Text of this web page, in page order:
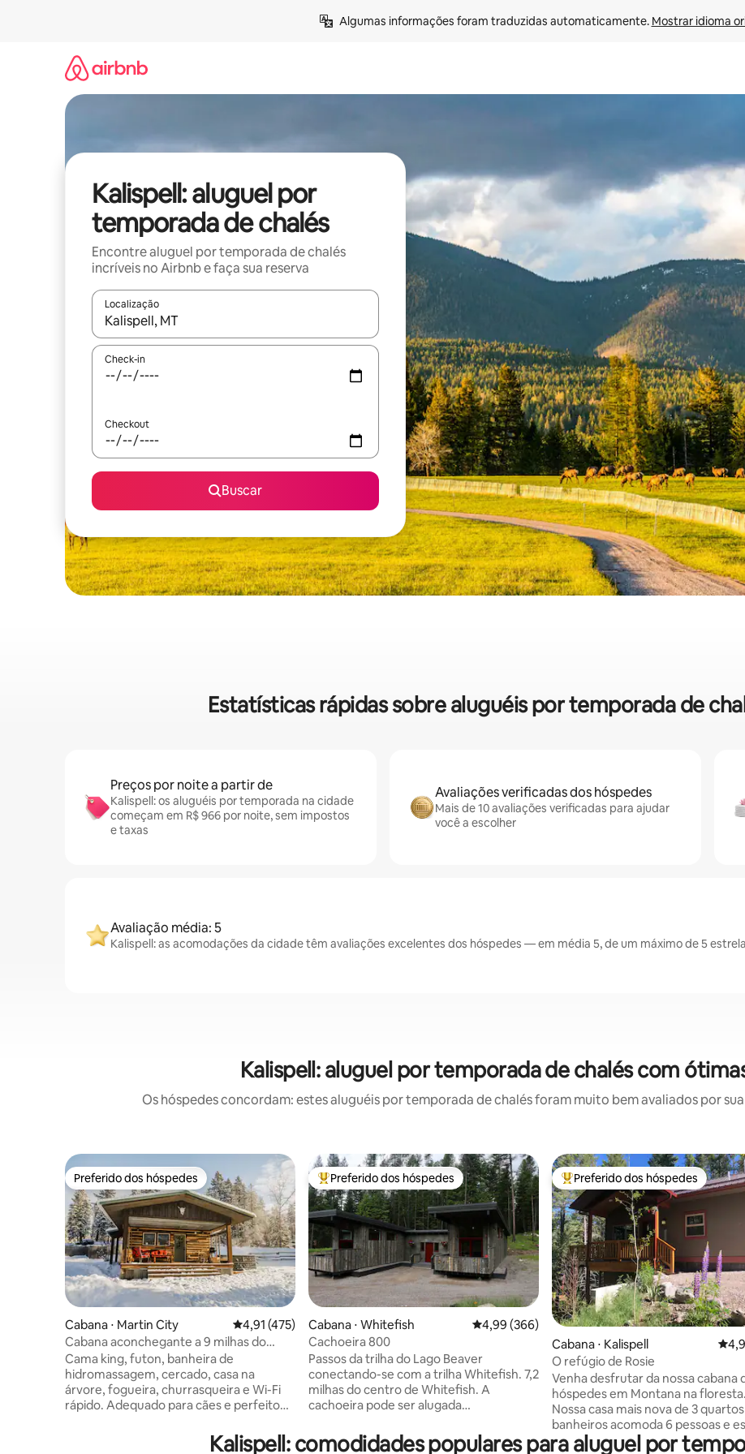
Algumas informações foram traduzidas automaticamente. Mostrar idioma
Kalispell: aluguel por
temporada de chalés
Encontre aluguel por temporada de chalés
incríveis no Airbnb e faça sua reserva
Localização
Quando os resultados estiverem disponíveis, explore-os usando as seta para cima e para baixo do teclado ou tocando e
Check-in
Checkout
Buscar
Estatísticas rápidas sobre aluguéis por temporada de
Preços por noite a partir de
Kalispell: os aluguéis por temporada na cidade
começam em R$ 966 por noite, sem impostos
e taxas
Avaliações verificadas dos hóspedes
Mais de 10 avaliações verificadas para ajudar
você a escolher
Avaliação média: 5
Kalispell: as acomodações da cidade têm avaliações excelentes dos hóspedes — em média 5, de um máximo de 5
Kalispell: aluguel por temporada de chalés com
Os hóspedes concordam: estes aluguéis por temporada de chalés foram muito bem avaliados por
Preferido dos hóspedes
Preferido dos hóspedes
Cabana ⋅ Martin City 4,91 de uma avaliação média de 5, 475 avaliações
4,91 (475)
Cabana aconchegante a 9 milhas do
Glacier Park com banheira de
hidromassagem!
Cama king, futon, banheira de
hidromassagem, cercado, casa na
árvore, fogueira, churrasqueira e Wi-Fi
rápido. Adequado para cães e perfeito
procuram o charme aconchegante de
Entre os melhores preferidos dos hóspedes
Preferido dos hóspedes
Cabana ⋅ Whitefish 4,99 de uma avaliação média de 5, 366 avaliações
4,99 (366)
Cachoeira 800
Passos da trilha do Lago Beaver
conectando-se com a trilha Whitefish. 7,2
milhas do centro de Whitefish. A
cachoeira pode ser alugada
cabana vizinha, Hollywood para um 2
Entre os melhores preferidos dos
Preferido dos hóspedes
Cabana ⋅ Kalispell 4,97
O refúgio de Rosie
Venha desfrutar da nossa cabana
hóspedes em Montana na floresta.
Nossa casa mais nova de 3
banheiros acomoda 6 pessoas e
situada em um acre de madeira
Kalispell: comodidades populares para aluguel por